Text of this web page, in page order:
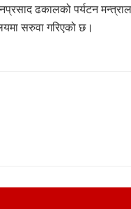
ढकालको पर्यटन
सरुवा गरिएको छ।